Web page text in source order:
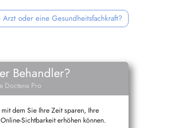
Arzt oder eine Gesundheitsfachkraft?
Behandler?
Doctena Pro
dem Sie Ihre Zeit sparen, Ihre
Sichtbarkeit erhöhen können.